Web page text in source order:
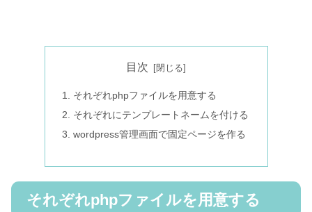
目次
それぞれphpファイルを用意する
それぞれにテンプレートネームを付ける
wordpress管理画面で固定ページを作る
それぞれphpファイルを用意する